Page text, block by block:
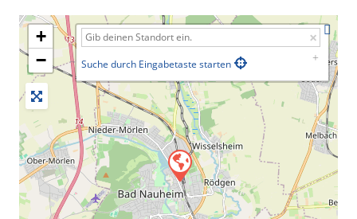
+
−
Suche durch Eingabetaste starten